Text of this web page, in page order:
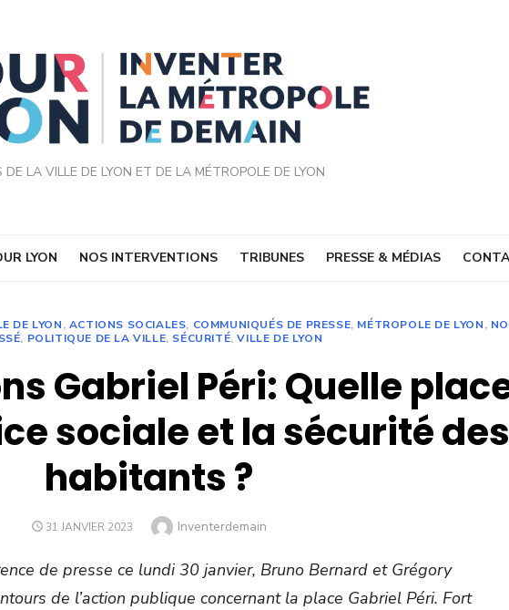
DE LA VILLE DE LYON ET DE LA MÉTROPOLE DE LYON
LYON NOS INTERVENTIONS TRIBUNES PRESSE & MÉDIAS
DE LYON, ACTIONS SOCIALES, COMMUNIQUÉS DE PRESSE, MÉTROPOLE DE LYON,
, POLITIQUE DE LA VILLE, SÉCURITÉ,VILLE DE LYON
Gabriel Péri: Quelle
sociale et la sécurité des
habitants ?
POSTED
31 JANVIER 2023 Author
Inventerdemain
de presse ce lundi 30 janvier, Bruno Bernard et Grégory
de l’action publique concernant la place Gabriel Péri. Fort